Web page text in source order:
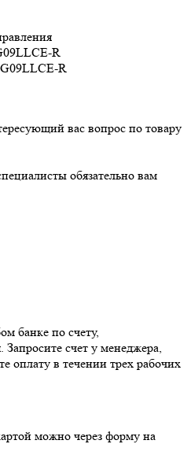
R
R
вас вопрос по товару
обязательно вам
банке по счету,
счет у менеджера,
оплату в течении трех рабочих
можно через форму на